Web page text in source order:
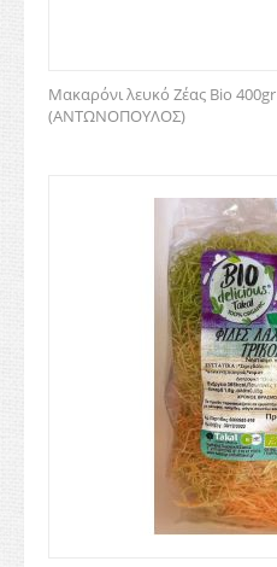
Μακαρόνι λευκό Ζέας Bio 400gr
(ΑΝΤΩΝΟΠΟΥΛΟΣ)